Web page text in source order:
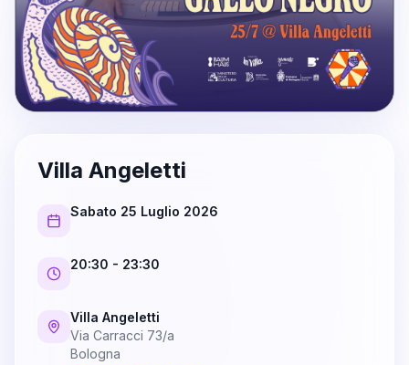
Villa Angeletti
Sabato 25 Luglio 2026
20:30 - 23:30
Villa Angeletti
Via Carracci 73/a
Bologna